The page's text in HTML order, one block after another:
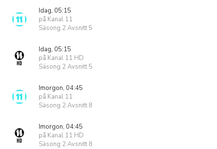
Idag, 05:15
på Kanal 11
Säsong 2 Avsnitt 5
Idag, 05:15
på Kanal 11 HD
Säsong 2 Avsnitt 5
Imorgon, 04:45
på Kanal 11
Säsong 2 Avsnitt 8
Imorgon, 04:45
på Kanal 11 HD
Säsong 2 Avsnitt 8